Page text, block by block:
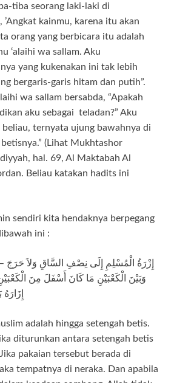
tiba seorang laki-laki di
’Angkat kainmu, karena itu akan
orang yang berbicara itu adalah
‘alaihi wa sallam. Aku
yang kukenakan ini tak lebih
bergaris-garis hitam dan putih”.
wa sallam bersabda, “Apakah
aku sebagai teladan?” Aku
ternyata ujung bawahnya di
(Lihat Mukhtashor
hal. 69, Al Maktabah Al
Beliau katakan hadits ini
sendiri kita hendaknya berpegang
ini :
إِزْرَةُ الْمُسْلِمِ إِلَى نِصْفِ السَّاقِ وَلاَ حَرَجَ –
وَبَيْنَ الْكَعْبَيْنِ مَا كَانَ أَسْفَلَ مِنَ
adalah hingga setengah betis.
diturunkan antara setengah betis
pakaian tersebut berada di
tempatnya di neraka. Dan apabila